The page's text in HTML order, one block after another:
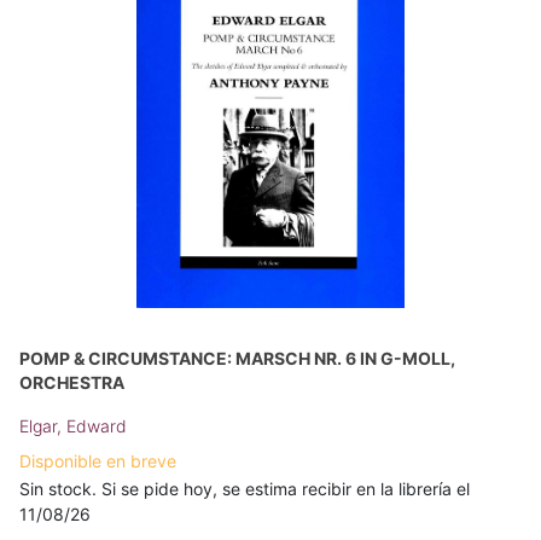
POMP & CIRCUMSTANCE: MARSCH NR. 6 IN G-MOLL,
ORCHESTRA
Elgar, Edward
Disponible en breve
Sin stock. Si se pide hoy, se estima recibir en la librería el
11/08/26